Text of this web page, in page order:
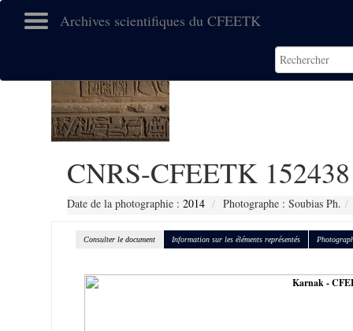
Archives scientifiques du CFEETK
CNRS-CFEETK 152438
Date de la photographie : 2014 Photographe : Soubias Ph.
Consulter le document Information sur les éléments représentés